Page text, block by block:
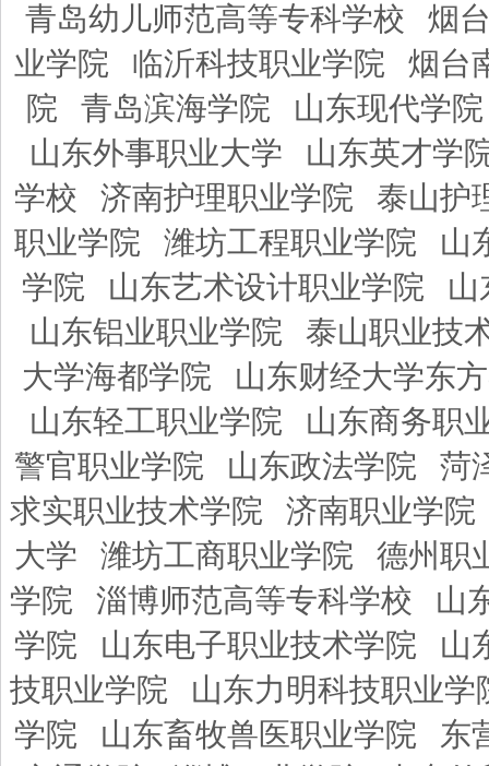
青岛幼儿师范高等专科学校
烟
业学院
临沂科技职业学院
烟台
院
青岛滨海学院
山东现代学院
山东外事职业大学
山东英才学
学校
济南护理职业学院
泰山护
职业学院
潍坊工程职业学院
山
学院
山东艺术设计职业学院
山
山东铝业职业学院
泰山职业技
大学海都学院
山东财经大学东
山东轻工职业学院
山东商务职
警官职业学院
山东政法学院
菏
求实职业技术学院
济南职业学院
大学
潍坊工商职业学院
德州职
学院
淄博师范高等专科学校
山
学院
山东电子职业技术学院
山
技职业学院
山东力明科技职业学
学院
山东畜牧兽医职业学院
东